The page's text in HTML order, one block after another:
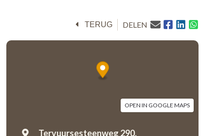
TERUG DELEN
OPEN IN GOOGLE MAPS
Tervuursesteenweg 290,